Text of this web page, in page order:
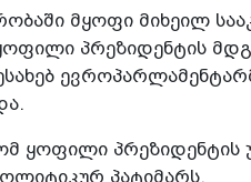
მყოფი მიხეილ
პრეზიდენტის
ყოფილი პრეზიდენტის
პატიმარს.